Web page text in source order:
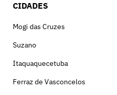
CIDADES
Mogi das Cruzes
Suzano
Itaquaquecetuba
Ferraz de Vasconcelos